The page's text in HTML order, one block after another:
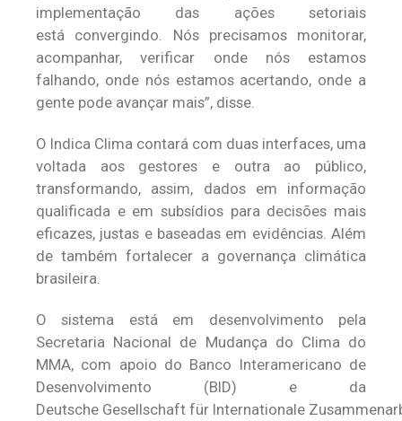
implementação das ações setoriais
está convergindo. Nós precisamos monitorar,
acompanhar, verificar onde nós estamos
falhando, onde nós estamos acertando, onde a
gente pode avançar mais”, disse.
O Indica Clima contará com duas interfaces, uma
voltada aos gestores e outra ao público,
transformando, assim, dados em informação
qualificada e em subsídios para decisões mais
eficazes, justas e baseadas em evidências. Além
de também fortalecer a governança climática
brasileira.
O sistema está em desenvolvimento pela
Secretaria Nacional de Mudança do Clima do
MMA, com apoio do Banco Interamericano de
Desenvolvimento (BID) e da
Deutsche Gesellschaft für Internationale